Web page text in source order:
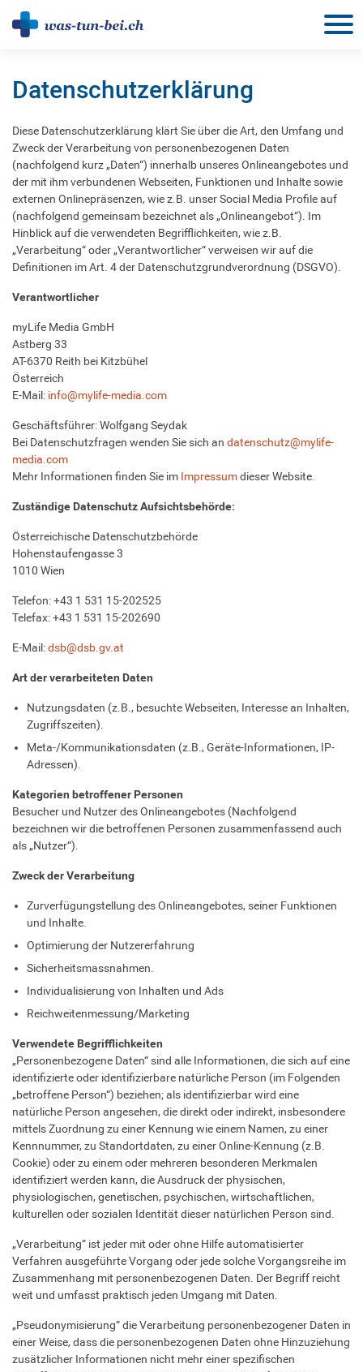
behandeln
Datenschutzerklärung
Diese Datenschutzerklärung klärt Sie über die Art, den Umfang und
Zweck der Verarbeitung von personenbezogenen Daten
(nachfolgend kurz „Daten“) innerhalb unseres Onlineangebotes und
der mit ihm verbundenen Webseiten, Funktionen und Inhalte sowie
externen Onlinepräsenzen, wie z.B. unser Social Media Profile auf
(nachfolgend gemeinsam bezeichnet als „Onlineangebot“). Im
Hinblick auf die verwendeten Begrifflichkeiten, wie z.B.
„Verarbeitung“ oder „Verantwortlicher“ verweisen wir auf die
Definitionen im Art. 4 der Datenschutzgrundverordnung (DSGVO).
Verantwortlicher
myLife Media GmbH
Astberg 33
AT-6370 Reith bei Kitzbühel
Österreich
E-Mail: info@mylife-media.com
Geschäftsführer: Wolfgang Seydak
Bei Datenschutzfragen wenden Sie sich an datenschutz@mylife-
media.com
Mehr Informationen finden Sie im Impressumdieser Website.
Zuständige Datenschutz Aufsichtsbehörde:
Österreichische Datenschutzbehörde
Hohenstaufengasse 3
1010 Wien
Telefon: +43 1 531 15-202525
Telefax: +43 1 531 15-202690
E-Mail:dsb@dsb.gv.at
Art der verarbeiteten Daten
Nutzungsdaten (z.B., besuchte Webseiten, Interesse an Inhalten,
Zugriffszeiten).
Meta-/Kommunikationsdaten (z.B., Geräte-Informationen, IP-
Adressen).
Kategorien betroffener Personen
Besucher und Nutzer des Onlineangebotes (Nachfolgend
bezeichnen wir die betroffenen Personen zusammenfassend auch
als „Nutzer“).
Zweck der Verarbeitung
Zurverfügungstellung des Onlineangebotes, seiner Funktionen
und Inhalte.
Optimierung der Nutzererfahrung
Sicherheitsmassnahmen.
Individualisierung von Inhalten und Ads
Reichweitenmessung/Marketing
Verwendete Begrifflichkeiten
„Personenbezogene Daten“ sind alle Informationen, die sich auf eine
identifizierte oder identifizierbare natürliche Person (im Folgenden
„betroffene Person“) beziehen; als identifizierbar wird eine
natürliche Person angesehen, die direkt oder indirekt, insbesondere
mittels Zuordnung zu einer Kennung wie einem Namen, zu einer
Kennnummer, zu Standortdaten, zu einer Online-Kennung (z.B.
Cookie) oder zu einem oder mehreren besonderen Merkmalen
identifiziert werden kann, die Ausdruck der physischen,
physiologischen, genetischen, psychischen, wirtschaftlichen,
kulturellen oder sozialen Identität dieser natürlichen Person sind.
„Verarbeitung“ ist jeder mit oder ohne Hilfe automatisierter
Verfahren ausgeführte Vorgang oder jede solche Vorgangsreihe im
Zusammenhang mit personenbezogenen Daten. Der Begriff reicht
weit und umfasst praktisch jeden Umgang mit Daten.
„Pseudonymisierung“ die Verarbeitung personenbezogener Daten in
einer Weise, dass die personenbezogenen Daten ohne Hinzuziehung
zusätzlicher Informationen nicht mehr einer spezifischen